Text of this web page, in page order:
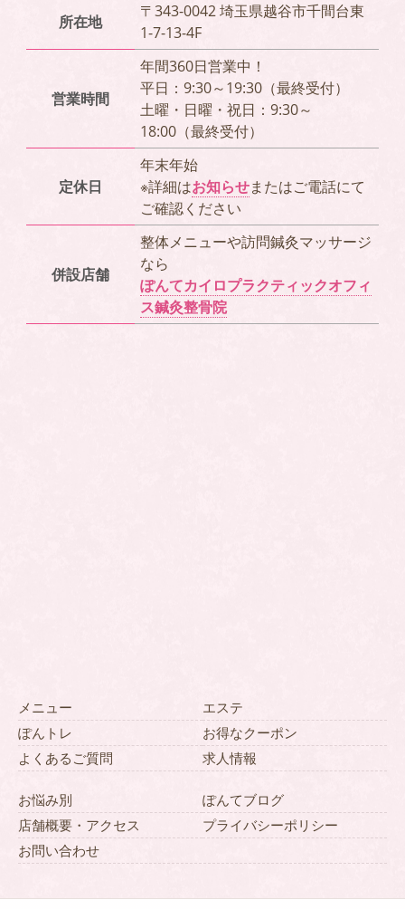
所在地
〒343-0042 埼玉県越谷市千間台東
1-7-13-4F
営業時間
年間360日営業中！
平日：9:30～19:30（最終受付）
土曜・日曜・祝日：9:30～
18:00（最終受付）
定休日
年末年始
※詳細はお知らせまたはご電話にて
ご確認ください
併設店舗
整体メニューや訪問鍼灸マッサージ
なら
ぽんてカイロプラクティックオフィ
ス鍼灸整骨院
メニュー
エステ
ぽんトレ
お得なクーポン
よくあるご質問
求人情報
お悩み別
ぽんてブログ
店舗概要・アクセス
プライバシーポリシー
お問い合わせ